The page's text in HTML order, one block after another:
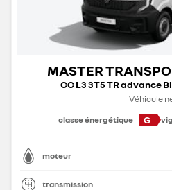
MASTER
CC L3 3T5 TR advance
Véhicule
classe énergétique
G
moteur
transmission